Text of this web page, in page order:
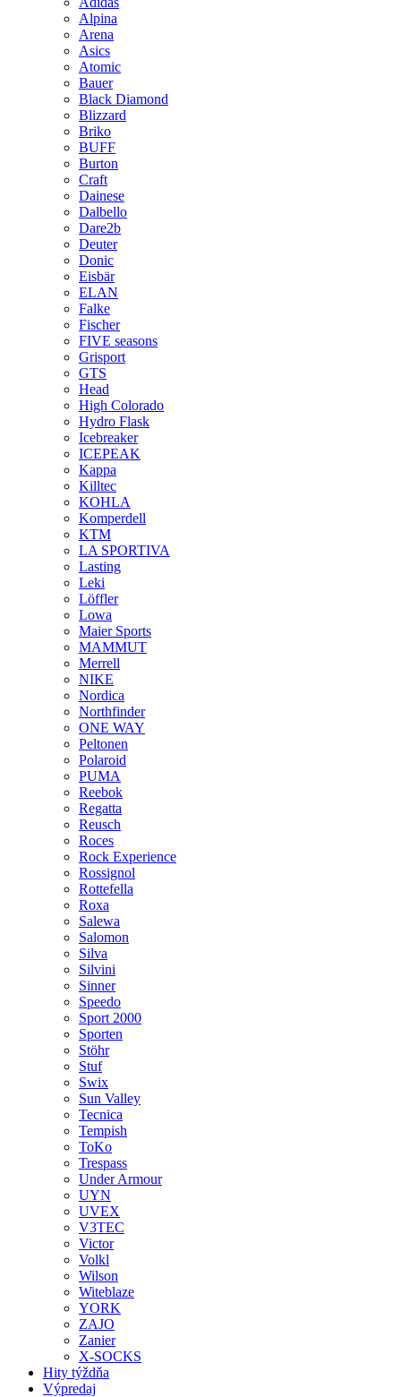
Alpina
Arena
Asics
Atomic
Bauer
Black Diamond
Blizzard
Briko
BUFF
Burton
Craft
Dainese
Dalbello
Dare2b
Deuter
Donic
Eisbär
ELAN
Falke
Fischer
FIVE seasons
Grisport
GTS
Head
High Colorado
Hydro Flask
Icebreaker
ICEPEAK
Kappa
Killtec
KOHLA
Komperdell
KTM
LA SPORTIVA
Lasting
Leki
Löffler
Lowa
Maier Sports
MAMMUT
Merrell
NIKE
Nordica
Northfinder
ONE WAY
Peltonen
Polaroid
PUMA
Reebok
Regatta
Reusch
Roces
Rock Experience
Rossignol
Rottefella
Roxa
Salewa
Salomon
Silva
Silvini
Sinner
Speedo
Sport 2000
Sporten
Stöhr
Stuf
Swix
Sun Valley
Tecnica
Tempish
ToKo
Trespass
Under Armour
UYN
UVEX
V3TEC
Victor
Volkl
Wilson
Witeblaze
YORK
ZAJO
Zanier
X-SOCKS
Hity týždňa
Výpredaj